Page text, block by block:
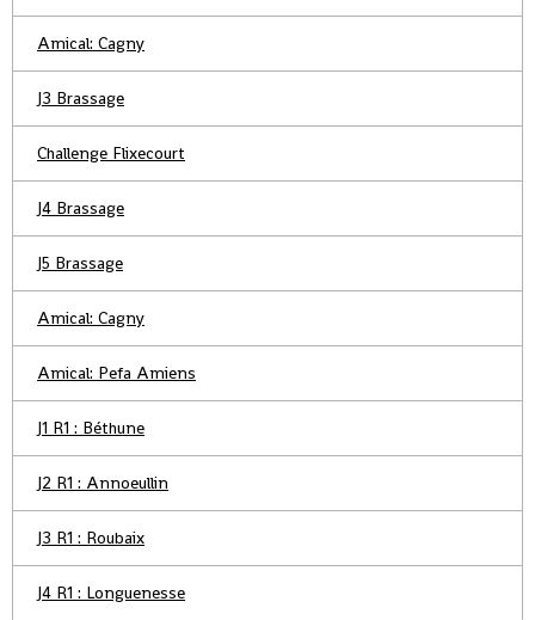
Amical: Cagny
J3 Brassage
Challenge Flixecourt
J4 Brassage
J5 Brassage
Amical: Cagny
Amical: Pefa Amiens
J1 R1 : Béthune
J2 R1 : Annoeullin
J3 R1 : Roubaix
J4 R1 : Longuenesse